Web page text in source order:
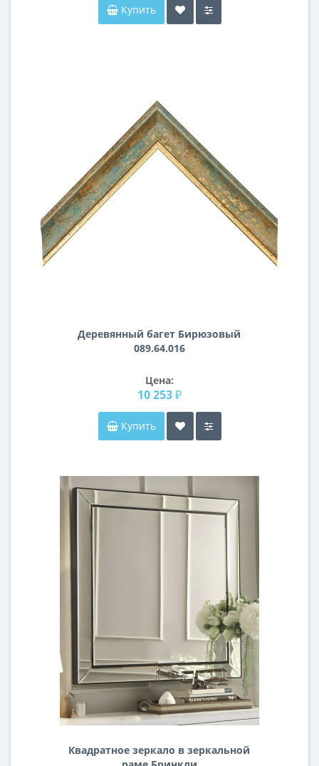
Купить
Деревянный багет Бирюзовый
089.64.016
Цена:
10 253 ₽
Купить
Квадратное зеркало в зеркальной